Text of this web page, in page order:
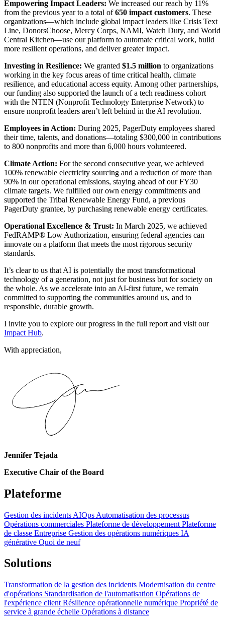
Empowering Impact Leaders: We increased our reach by 11%
from the previous year to a total of650 impact customers. These
organizations—which include global impact leaders like Crisis Text
Line, DonorsChoose, Mercy Corps, NAMI, Watch Duty, and World
Central Kitchen—use our platform to automate critical work, build
more resilient operations, and deliver greater impact.
Investing in Resilience: We granted $1.5 million to organizations
working in the key focus areas of time critical health, climate
resilience, and educational access equity. Among other partnerships,
our funding also supported the launch of a tech readiness cohort
with the NTEN (Nonprofit Technology Enterprise Network) to
ensure nonprofit leaders aren’t left behind in the AI revolution.
Employees in Action: During 2025, PagerDuty employees shared
their time, talents, and donations—totaling $300,000 in contributions
to 800 nonprofits and more than 6,000 hours volunteered.
Climate Action: For the second consecutive year, we achieved
100% renewable electricity sourcing and a reduction of more than
90% in our operational emissions, staying ahead of our FY30
climate targets. We fulfilled our own energy commitments and
supported the Tribal Renewable Energy Fund, a previous
PagerDuty grantee, by purchasing renewable energy certificates.
Operational Excellence & Trust: In March 2025, we achieved
FedRAMP® Low Authorization, ensuring federal agencies can
innovate on a platform that meets the most rigorous security
standards.
It’s clear to us that AI is potentially the most transformational
technology of a generation, not just for business but for society on
the whole. As we accelerate into an AI-first future, we remain
committed to supporting the communities around us, and to
responsible, durable growth.
I invite you to explore our progress in the full report and visit our
Impact Hub.
With appreciation,
Jennifer Tejada
Executive Chair of the Board
Plateforme
Gestion des incidents AIOps Automatisation des processus
Opérations commerciales Plateforme de développement Plateforme
de classe Entreprise Gestion des opérations numériques IA
générative Quoi de neuf
Solutions
Transformation de la gestion des incidents Modernisation du centre
d'opérations Standardisation de l'automatisation Opérations de
l'expérience client Résilience opérationnelle numérique Propriété de
service à grande échelle Opérations à distance